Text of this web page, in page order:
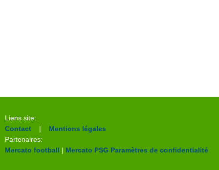
Liens site:
Contact | Mentions légales
Partenaires:
Mercato football | Mercato PSG Paramètres de confidentialité